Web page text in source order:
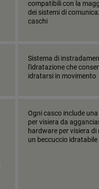
compatibili con la
dei sistemi di
caschi
Sistema di
l'idratazione che
idratarsi in movimento
Ogni casco include
per visiera da
hardware per visiera di
un beccuccio idratabile